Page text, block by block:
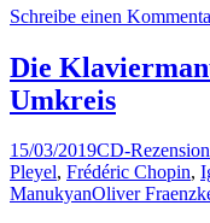
Schreibe einen
Die
Umkreis
15/03/2019CD-Rezension
Pleyel, Frédéric Chopin,
ManukyanOliver